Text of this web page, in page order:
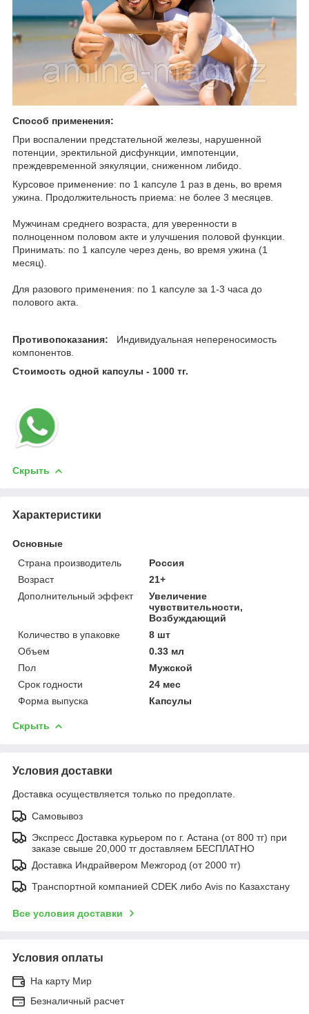
Способ применения:
При воспалении предстательной железы, нарушенной
потенции, эректильной дисфункции, импотенции,
преждевременной эякуляции, сниженном либидо.
Курсовое применение: по 1 капсуле 1 раз в день, во время
ужина. Продолжительность приема: не более 3 месяцев.
Мужчинам среднего возраста, для уверенности в
полноценном половом акте и улучшения половой функции.
Принимать: по 1 капсуле через день, во время ужина (1
месяц).
Для разового применения: по 1 капсуле за 1-3 часа до
полового акта.
Противопоказания: Индивидуальная непереносимость
компонентов.
Стоимость одной капсулы - 1000 тг.
Скрыть
Характеристики
Основные
Страна производитель
Россия
Возраст
21+
Дополнительный эффект
Увеличение
чувствительности,
Возбуждающий
Количество в упаковке
8 шт
Объем
0.33 мл
Пол
Мужской
Срок годности
24 мес
Форма выпуска
Капсулы
Скрыть
Условия доставки
Доставка осуществляется только по предоплате.
Самовывоз
Экспресс Доставка курьером по г. Астана (от 800 тг) при
заказе свыше 20,000 тг доставляем БЕСПЛАТНО
Доставка Индрайвером Межгород (от 2000 тг)
Транспортной компанией CDEK либо Avis по Казахстану
Все условия доставки
Условия оплаты
На карту Мир
Безналичный расчет